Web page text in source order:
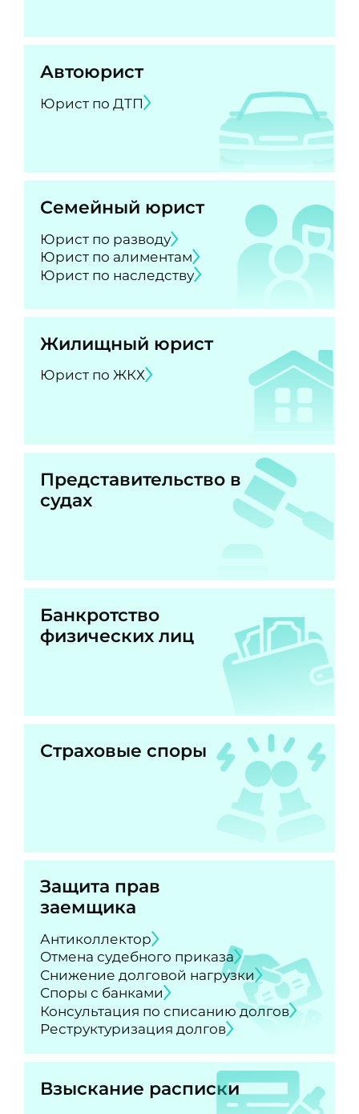
Автоюрист
Юрист по ДТП
Семейный юрист
Юрист по разводу
Юрист по алиментам
Юрист по наследству
Жилищный юрист
Юрист по ЖКХ
Представительство в
судах
Банкротство
физических лиц
Страховые споры
Защита прав
заемщика
Антиколлектор
Отмена судебного приказа
Снижение долговой нагрузки
Споры с банками
Консультация по списанию долгов
Реструктуризация долгов
Взыскание расписки